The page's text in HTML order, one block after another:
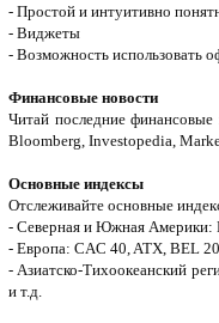
- Простой и интуитивно
- Виджеты
- Возможность использовать
Финансовые новости
Читай последние
Bloomberg, Investopedia,
Основные индексы
Отслеживайте основные
- Северная и Южная Америки:
- Европа: CAC 40, ATX, BEL
- Азиатско-Тихоокеанский
и т.д.